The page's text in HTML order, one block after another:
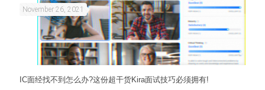
November 26, 2021
IC面经找不到怎么办?这份超干货Kira面试技巧必须拥有!